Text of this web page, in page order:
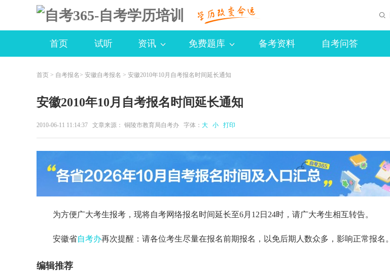
首页 试听 资讯 免费题库 备考资料 自考问答
首页 > 自考报名 > 安徽自考报名 > 安徽2010年10月自考报名时间延长通知
安徽2010年10月自考报名时间延长通知
2010-06-11 11:14:37 文章来源： 铜陵市教育局自考办 字体： 大 小 打印
为方便广大考生报考，现将自考网络报名时间延长至6月12日24时，请广大考生相互转告。
安徽省自考办再次提醒：请各位考生尽量在报名前期报名，以免后期人数众多，影响正常报名。
编辑推荐